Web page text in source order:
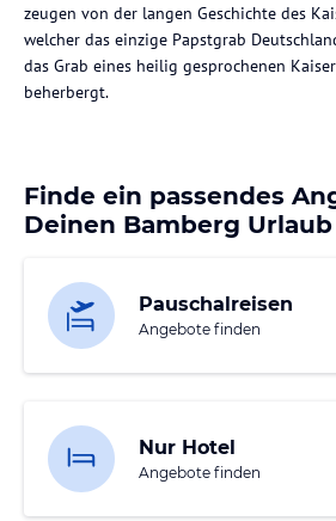
zeugen von der langen Geschichte des
welcher das einzige Papstgrab
das Grab eines heilig gesprochenen
beherbergt.
Finde ein passendes
Deinen Bamberg Urlaub
Pauschalreisen
Angebote finden
Nur Hotel
Angebote finden